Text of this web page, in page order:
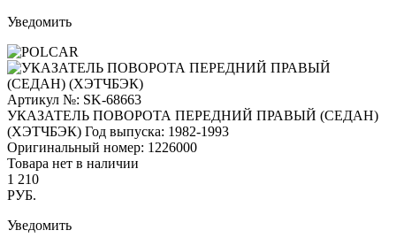
Уведомить
Артикул №: SK-68663
УКАЗАТЕЛЬ ПОВОРОТА ПЕРЕДНИЙ ПРАВЫЙ (СЕДАН)
(ХЭТЧБЭК) Год выпуска: 1982-1993
Оригинальный номер: 1226000
Товара нет в наличии
1 210
РУБ.
Уведомить